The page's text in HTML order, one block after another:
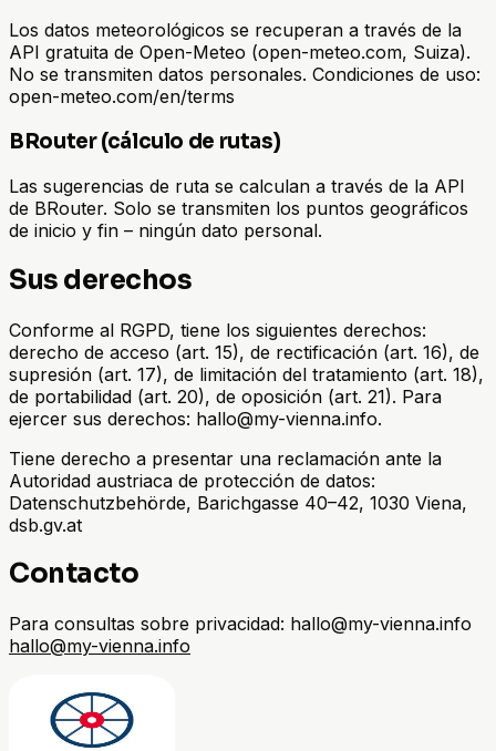
Los datos meteorológicos se recuperan a través de la
API gratuita de Open-Meteo (open-meteo.com, Suiza).
No se transmiten datos personales. Condiciones de uso:
open-meteo.com/en/terms
BRouter (cálculo de rutas)
Las sugerencias de ruta se calculan a través de la API
de BRouter. Solo se transmiten los puntos geográficos
de inicio y fin – ningún dato personal.
Sus derechos
Conforme al RGPD, tiene los siguientes derechos:
derecho de acceso (art. 15), de rectificación (art. 16), de
supresión (art. 17), de limitación del tratamiento (art. 18),
de portabilidad (art. 20), de oposición (art. 21). Para
ejercer sus derechos: hallo@my-vienna.info.
Tiene derecho a presentar una reclamación ante la
Autoridad austriaca de protección de datos:
Datenschutzbehörde, Barichgasse 40–42, 1030 Viena,
dsb.gv.at
Contacto
Para consultas sobre privacidad: hallo@my-vienna.info
hallo@my-vienna.info